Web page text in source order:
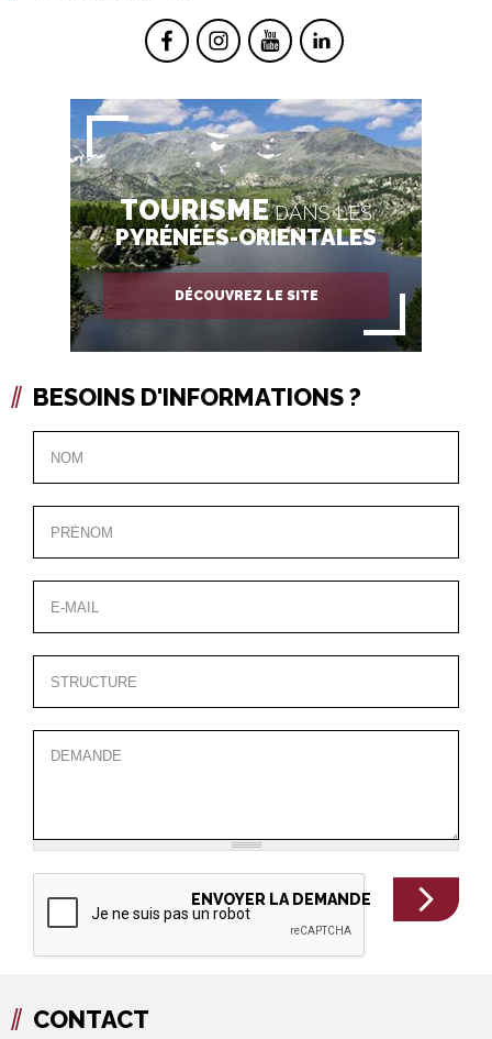
TOURISMEDANS LES
PYRÉNÉES-ORIENTALES
DÉCOUVREZ LE SITE
BESOINS D'INFORMATIONS ?
CONTACT